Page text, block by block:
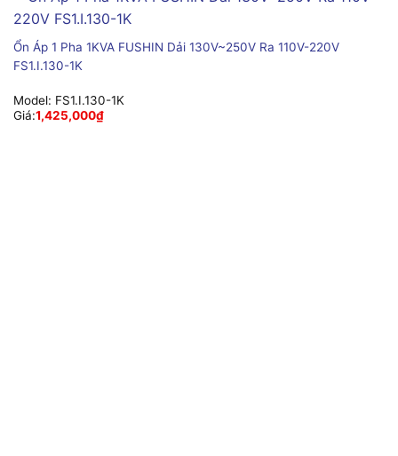
Ổn Áp 1 Pha 1KVA FUSHIN Dải 130V~250V Ra 110V-220V
FS1.I.130-1K
Model: FS1.I.130-1K
Giá:1,425,000₫